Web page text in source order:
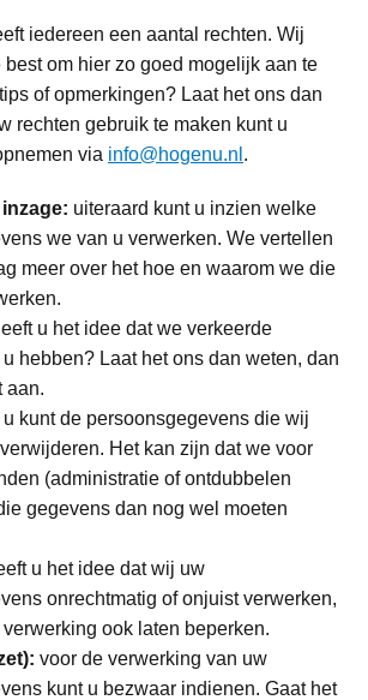
iedereen een aantal rechten. Wij
om hier zo goed mogelijk aan te
of opmerkingen? Laat het ons dan
rechten gebruik te maken kunt u
via info@hogenu.nl .
uiteraard kunt u inzien welke
we van u verwerken. We vertellen
meer over het hoe en waarom we die
u het idee dat we verkeerde
hebben? Laat het ons dan weten, dan
aan.
u kunt de persoonsgegevens die wij
Het kan zijn dat we voor
(administratie of ontdubbelen
gegevens dan nog wel moeten
u het idee dat wij uw
onrechtmatig of onjuist verwerken,
ook laten beperken.
voor de verwerking van uw
kunt u bezwaar indienen. Gaat het